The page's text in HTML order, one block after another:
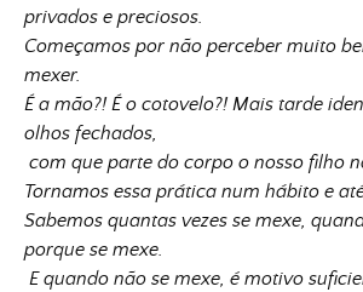
privados e preciosos.
Começamos por não perceber muito
mexer.
É a mão?! É o cotovelo?! Mais tarde
olhos fechados,
com que parte do corpo o nosso filho
Tornamos essa prática num hábito e
Sabemos quantas vezes se mexe,
porque se mexe.
E quando não se mexe, é motivo